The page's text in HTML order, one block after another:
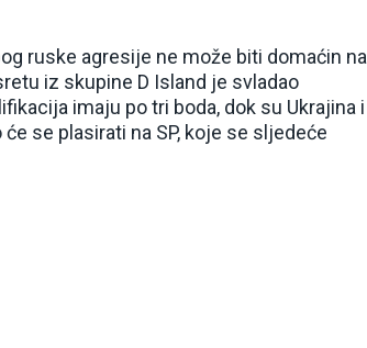
ruske agresije ne može biti domaćin na
iz skupine D Island je svladao
imaju po tri boda, dok su Ukrajina i
se plasirati na SP, koje se sljedeće